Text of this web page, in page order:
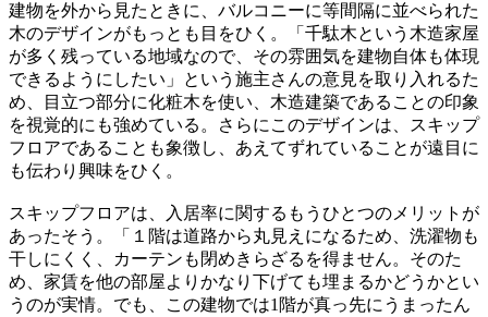
建物を外から見たときに、バルコニーに等間隔に並べられた
木のデザインがもっとも目をひく。「千駄木という木造家屋
が多く残っている地域なので、その雰囲気を建物自体も体現
できるようにしたい」という施主さんの意見を取り入れるた
め、目立つ部分に化粧木を使い、木造建築であることの印象
を視覚的にも強めている。さらにこのデザインは、スキップ
フロアであることも象徴し、あえてずれていることが遠目に
も伝わり興味をひく。
スキップフロアは、入居率に関するもうひとつのメリットが
あったそう。「１階は道路から丸見えになるため、洗濯物も
干しにくく、カーテンも閉めきらざるを得ません。そのた
め、家賃を他の部屋よりかなり下げても埋まるかどうかとい
うのが実情。でも、この建物では1階が真っ先にうまったん